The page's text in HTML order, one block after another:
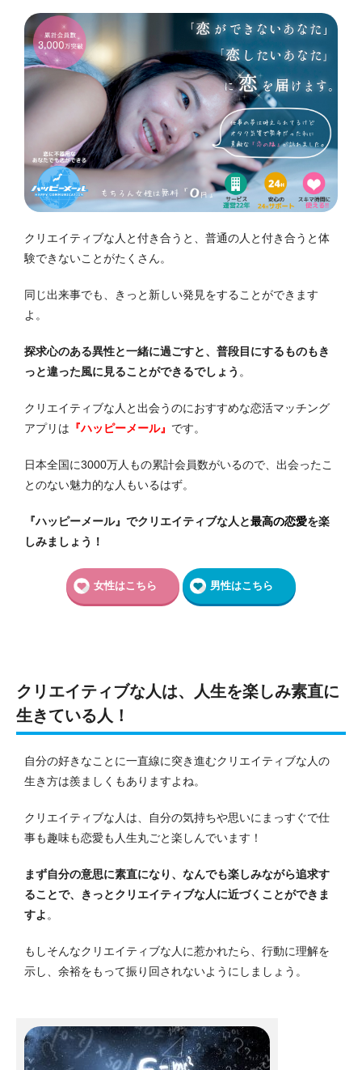
クリエイティブな人と付き合うと、普通の人と付き合うと体
験できないことがたくさん。
同じ出来事でも、きっと新しい発見をすることができます
よ。
探求心のある異性と一緒に過ごすと、普段目にするものもき
っと違った風に見ることができるでしょう 。
クリエイティブな人と出会うのにおすすめな恋活マッチング
アプリは 『ハッピーメール』 です。
日本全国に3000万人もの累計会員数がいるので、出会ったこ
とのない魅力的な人もいるはず。
『ハッピーメール』でクリエイティブな人と最高の恋愛を楽
しみましょう！
女性はこちら 男性はこちら
クリエイティブな人は、人生を楽しみ素直に
生きている人！
自分の好きなことに一直線に突き進むクリエイティブな人の
生き方は羨ましくもありますよね。
クリエイティブな人は、自分の気持ちや思いにまっすぐで仕
事も趣味も恋愛も人生丸ごと楽しんでいます！
まず自分の意思に素直になり、なんでも楽しみながら追求す
ることで、きっとクリエイティブな人に近づくことができま
すよ 。
もしそんなクリエイティブな人に惹かれたら、行動に理解を
示し、余裕をもって振り回されないようにしましょう。